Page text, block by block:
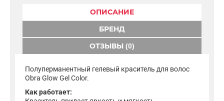
ОПИСАНИЕ
БРЕНД
ОТЗЫВЫ (0)
Полуперманентный гелевый краситель для волос
Obra Glow Gel Color.
Как работает: